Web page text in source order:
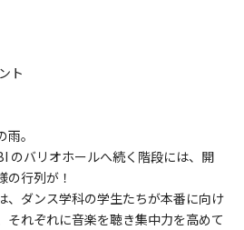
ト
。
のバリオホールへ続く階段には、開
の行列が！
、ダンス学科の学生たちが本番に向け
それぞれに音楽を聴き集中力を高めて